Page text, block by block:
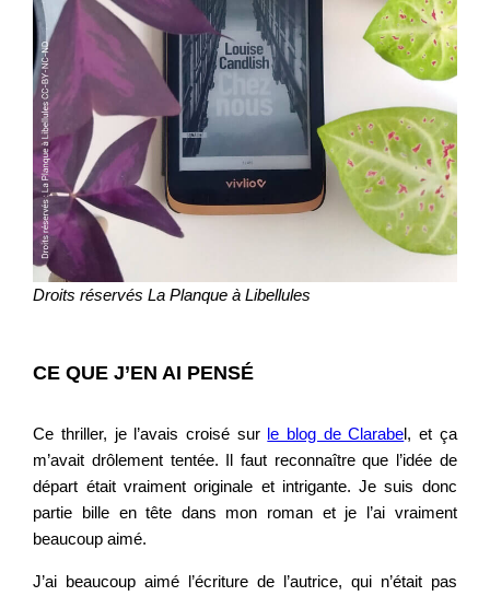
Droits réservés La Planque à Libellules
CE QUE J’EN AI PENSÉ
Ce thriller, je l’avais croisé sur le blog de Clarabel, et ça
m’avait drôlement tentée. Il faut reconnaître que l’idée de
départ était vraiment originale et intrigante. Je suis donc
partie bille en tête dans mon roman et je l’ai vraiment
beaucoup aimé.
J’ai beaucoup aimé l’écriture de l’autrice, qui n’était pas